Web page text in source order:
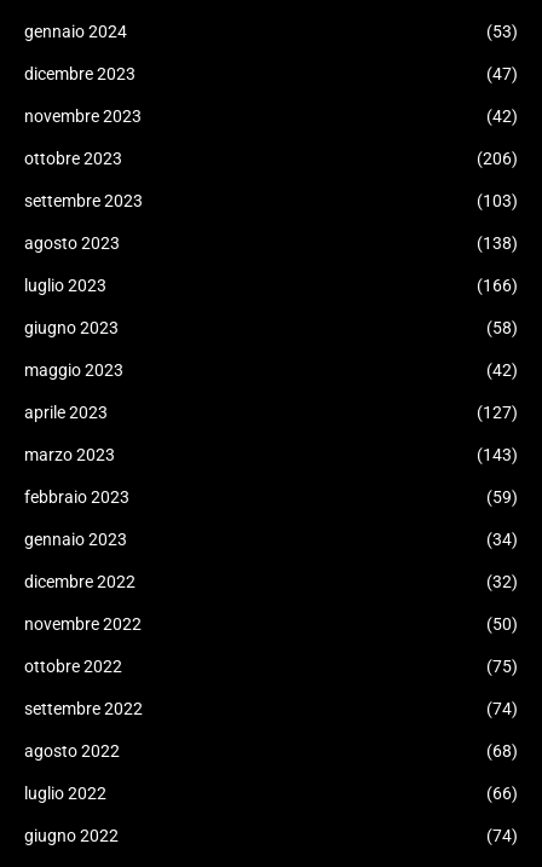
gennaio 2024 (53)
dicembre 2023 (47)
novembre 2023 (42)
ottobre 2023 (206)
settembre 2023 (103)
agosto 2023 (138)
luglio 2023 (166)
giugno 2023 (58)
maggio 2023 (42)
aprile 2023 (127)
marzo 2023 (143)
febbraio 2023 (59)
gennaio 2023 (34)
dicembre 2022 (32)
novembre 2022 (50)
ottobre 2022 (75)
settembre 2022 (74)
agosto 2022 (68)
luglio 2022 (66)
giugno 2022 (74)